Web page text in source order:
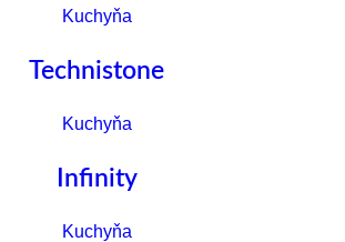
Kuchyňa
Technistone
Kuchyňa
Infinity
Kuchyňa